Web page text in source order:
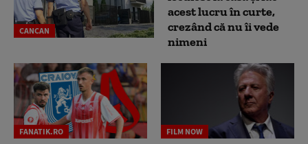
CANCAN
acest lucru în curte,
crezând că nu îi vede
nimeni
FANATIK.RO FILM NOW